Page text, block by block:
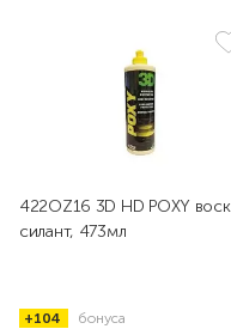
422OZ16 3D HD POXY
силант, 473мл
+104 бонуса